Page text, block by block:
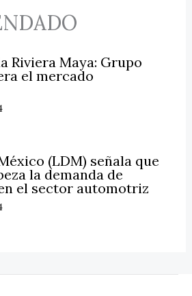
Riviera Maya: Grupo
el mercado
(LDM) señala que
la demanda de
el sector automotriz